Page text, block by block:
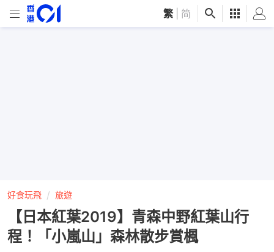
繁 简
好食玩飛 旅遊
【日本紅葉2019】青森中野紅葉山行
程！「小嵐山」森林散步賞楓